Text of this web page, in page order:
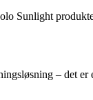
Sunlight
– det